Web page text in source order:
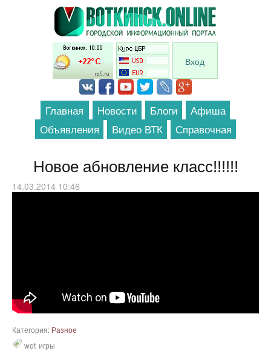
Перейти к основному содержанию
Вход
Главная Новости Блоги
Афиша
Объявления
Видео ВТК Справочная
Новое абновление класс!!!!!!
14.03.2014 10:46
Категория: Разное
wot игры